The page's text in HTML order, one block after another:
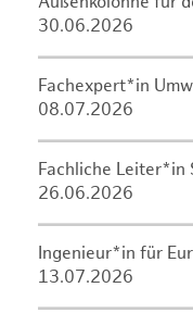
30.06.2026
Fachexpert*in
08.07.2026
Fachliche Leiter*in
26.06.2026
Ingenieur*in für
13.07.2026